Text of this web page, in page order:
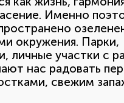
Именно
окружения. Парки,
личные участки с
нас радовать
свежим